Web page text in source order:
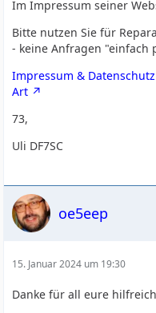
Im Impressum seiner
Bitte nutzen Sie für
- keine Anfragen "einfach
Impressum &
Art
73,
Uli DF7SC
oe5eep
15. Januar 2024 um 19:30
Danke für all eure